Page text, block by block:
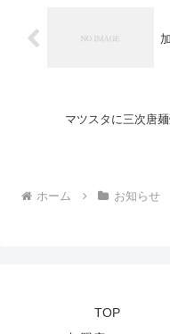
マツスタに三次唐
ホーム お知らせ
TOP